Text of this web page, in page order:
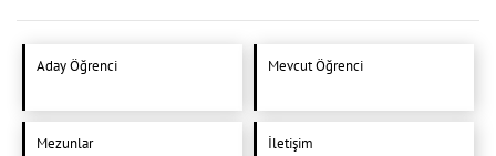
Aday Öğrenci Mevcut Öğrenci
Mezunlar İletişim